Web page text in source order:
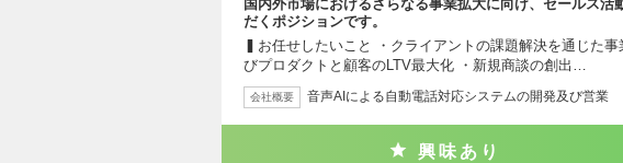
国内外市場におけるさらなる事業拡大に向け、セールス活
だくポジションです。
▍お任せしたいこと ・クライアントの課題解決を通じた事
びプロダクトと顧客のLTV最大化 ・新規商談の創出…
会社概要 音声AIによる自動電話対応システムの開発及び営業
興味あり